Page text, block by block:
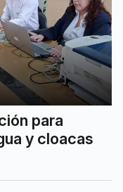
para
y cloacas